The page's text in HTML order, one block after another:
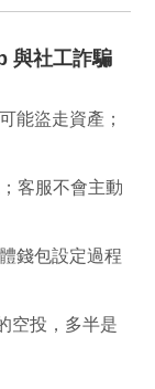
與社工詐騙
能盜走資產；
客服不會主動
錢包設定過程
空投，多半是